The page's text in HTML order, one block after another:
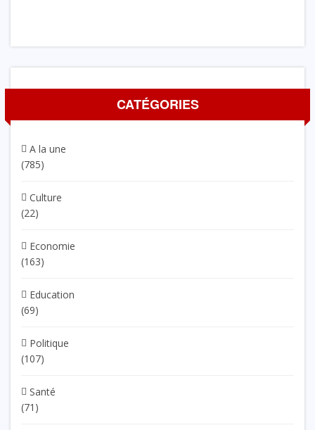
CATÉGORIES
A la une
(785)
Culture
(22)
Economie
(163)
Education
(69)
Politique
(107)
Santé
(71)